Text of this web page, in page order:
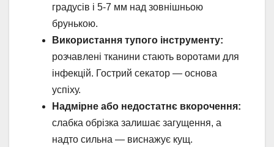
градусів і 5-7 мм над зовнішньою
брунькою.
Використання тупого інструменту:
розчавлені тканини стають воротами для
інфекцій. Гострий секатор — основа
успіху.
Надмірне або недостатнє вкорочення:
слабка обрізка залишає загущення, а
надто сильна — виснажує кущ.